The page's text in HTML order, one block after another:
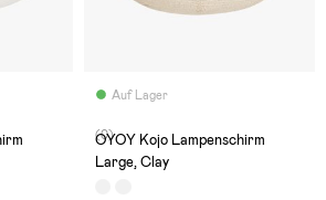
Auf Lager
(0)
OYOY Kojo Lampenschirm
Large, Clay